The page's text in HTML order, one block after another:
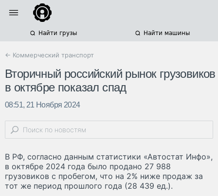
Найти грузы Найти машины
← Коммерческий транспорт
Вторичный российский рынок грузовиков
в октябре показал спад
08:51, 21 Ноября 2024
В РФ, согласно данным статистики «Автостат Инфо»,
в октябре 2024 года было продано 27 988
грузовиков с пробегом, что на 2% ниже продаж за
тот же период прошлого года (28 439 ед.).